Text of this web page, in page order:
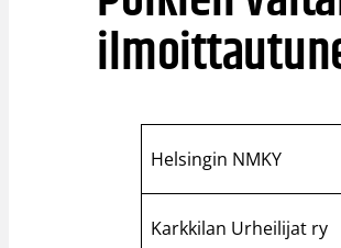
Helsingin NMKY
Karkkilan Urheilijat ry